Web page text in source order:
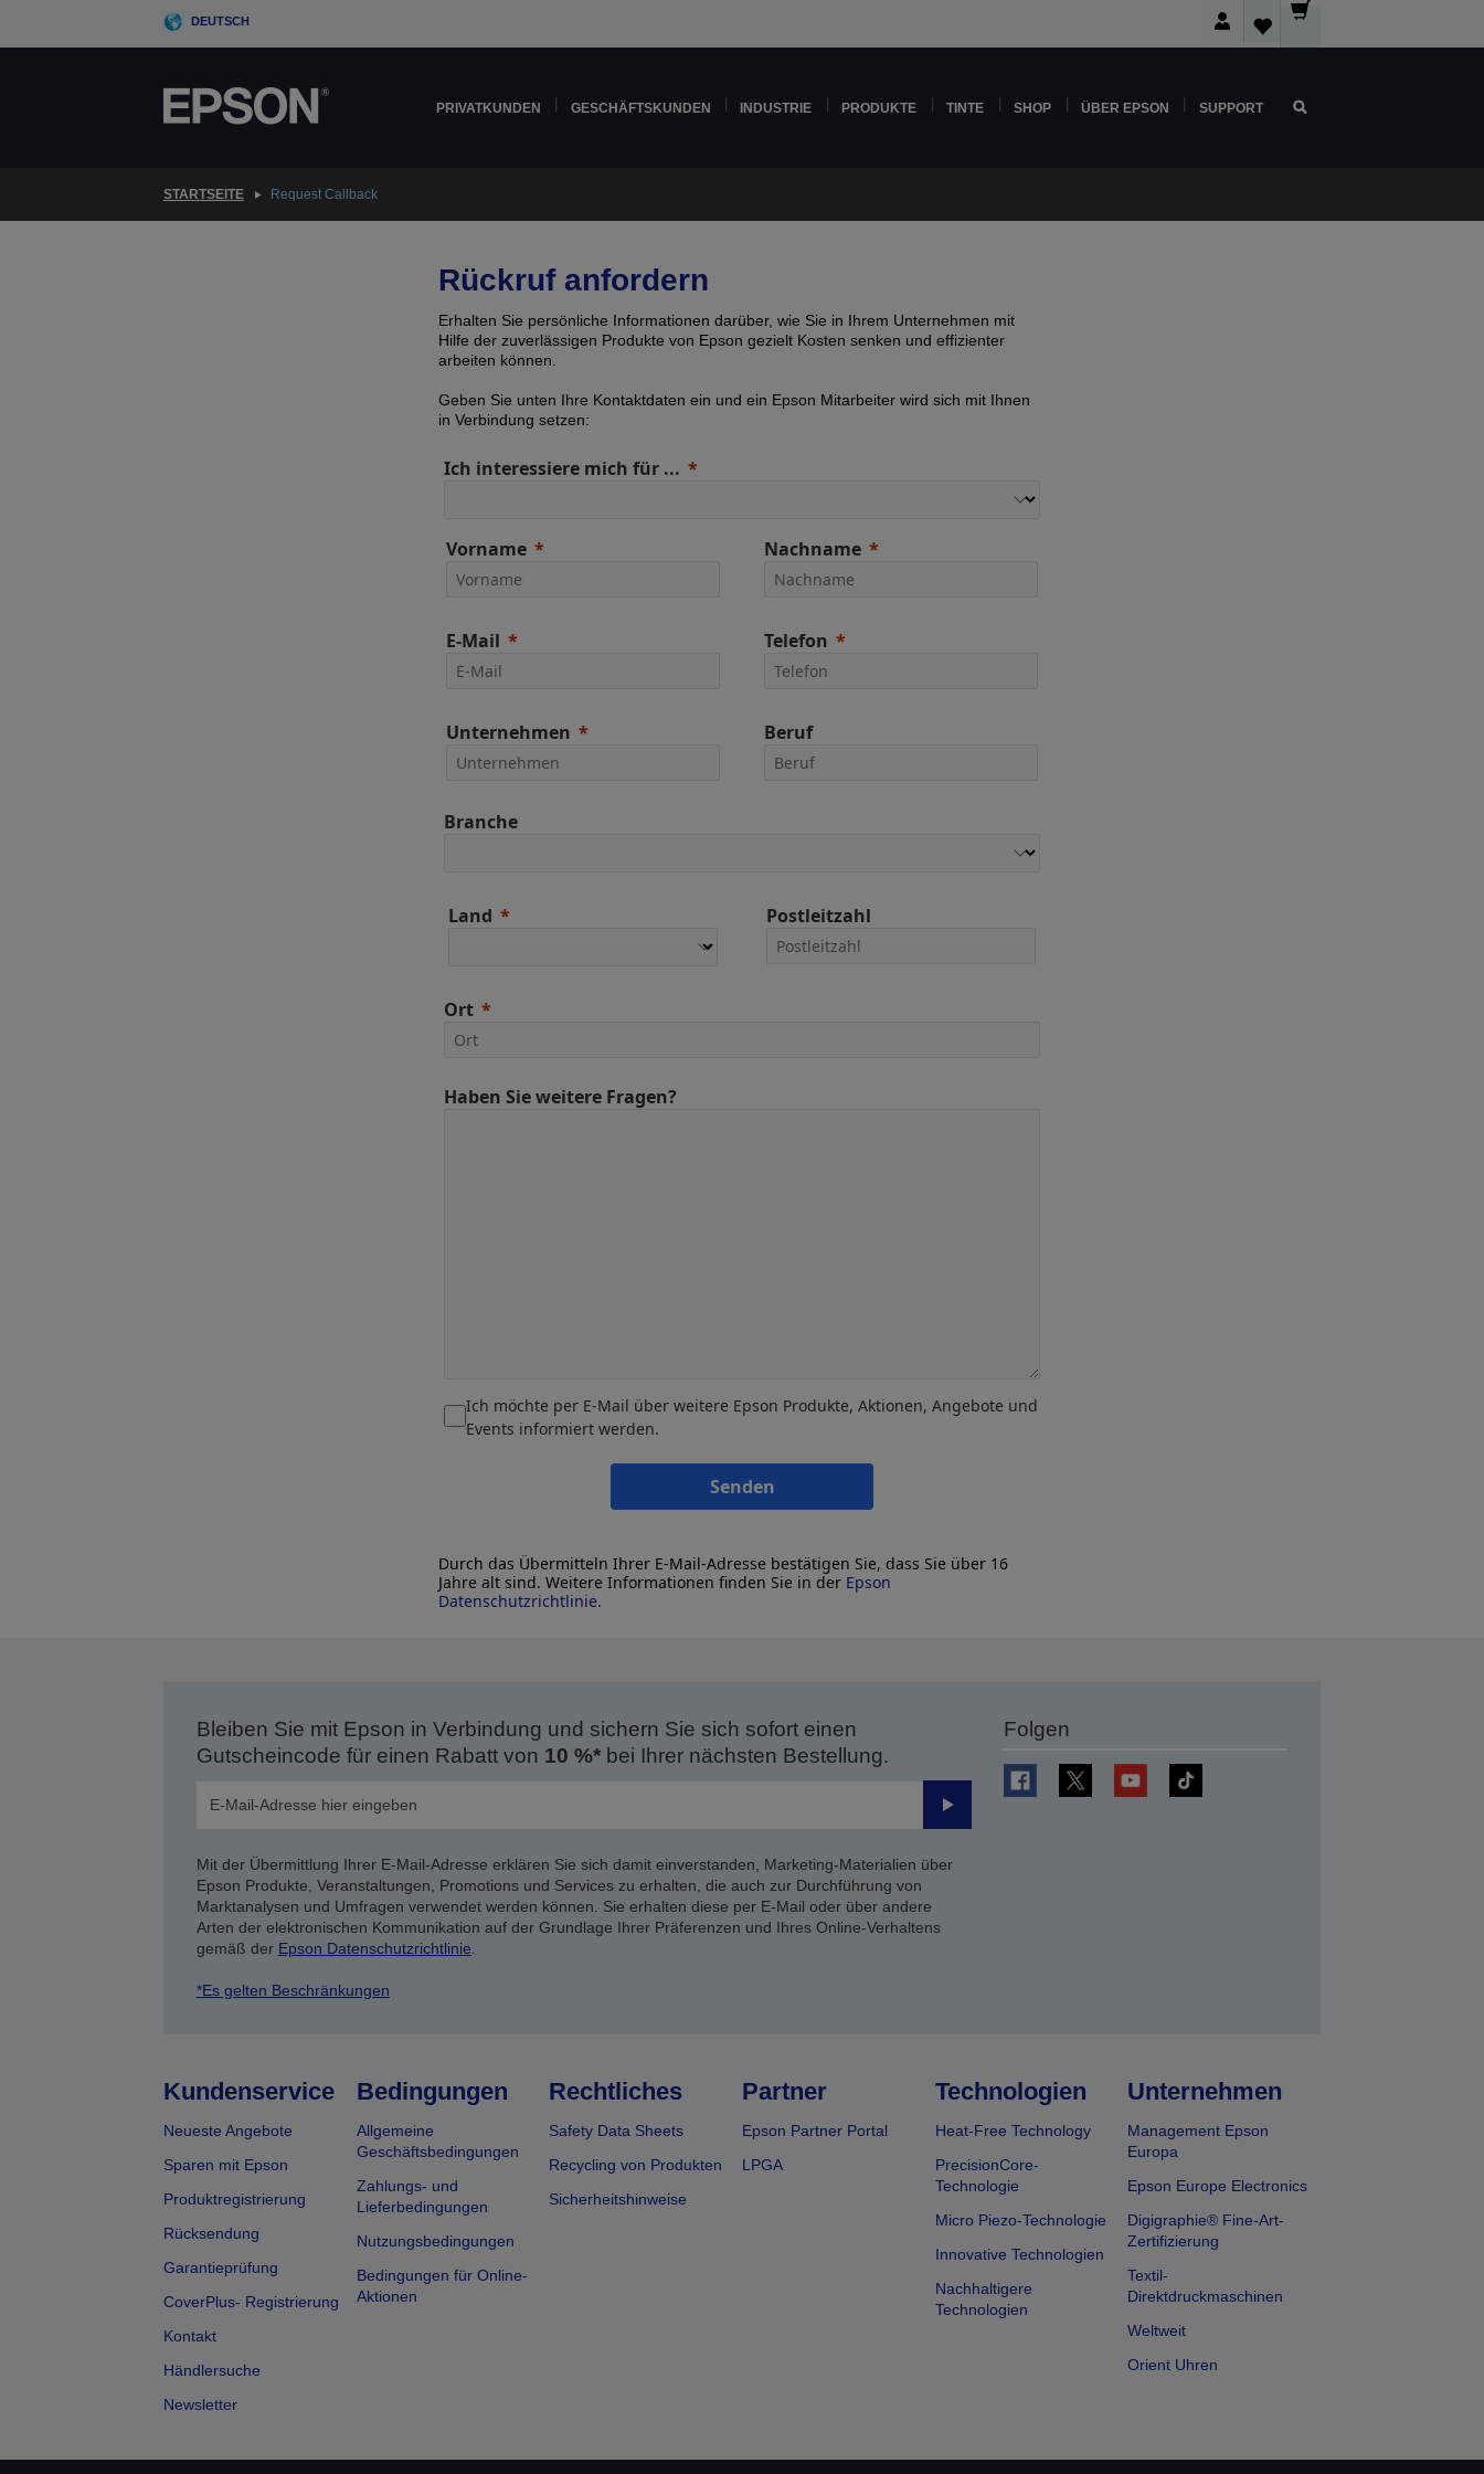
DEUTSCH
PRIVATKUNDEN GESCHÄFTSKUNDEN INDUSTRIE PRODUKTE TINTE SHOP ÜBER EPSON SUPPORT
STARTSEITE Request Callback
Rückruf anfordern
Erhalten Sie persönliche Informationen darüber, wie Sie in Ihrem Unternehmen mit
Hilfe der zuverlässigen Produkte von Epson gezielt Kosten senken und effizienter
arbeiten können.
Geben Sie unten Ihre Kontaktdaten ein und ein Epson Mitarbeiter wird sich mit Ihnen
in Verbindung setzen:
Ich interessiere mich für ...
Vorname Nachname
E-Mail Telefon
Unternehmen Beruf
Branche
Land Postleitzahl
Ort
Haben Sie weitere Fragen?
Ich möchte per E-Mail über weitere Epson Produkte, Aktionen, Angebote und
Events informiert werden.
Senden
Durch das Übermitteln Ihrer E-Mail-Adresse bestätigen Sie, dass Sie über 16
Jahre alt sind. Weitere Informationen finden Sie in der Epson
Datenschutzrichtlinie.
Bleiben Sie mit Epson in Verbindung und sichern Sie sich sofort einen
Gutscheincode für einen Rabatt von 10 %*bei Ihrer nächsten Bestellung.
Senden
Mit der Übermittlung Ihrer E-Mail-Adresse erklären Sie sich damit einverstanden, Marketing-Materialien über
Epson Produkte, Veranstaltungen, Promotions und Services zu erhalten, die auch zur Durchführung von
Marktanalysen und Umfragen verwendet werden können. Sie erhalten diese per E-Mail oder über andere
Arten der elektronischen Kommunikation auf der Grundlage Ihrer Präferenzen und Ihres Online-Verhaltens
gemäß der Epson Datenschutzrichtlinie
*Es gelten Beschränkungen
Folgen
Kundenservice
Neueste Angebote
Sparen mit Epson
Produktregistrierung
Rücksendung
Garantieprüfung
CoverPlus- Registrierung
Kontakt
Händlersuche
Newsletter
Bedingungen
Allgemeine
Geschäftsbedingungen
Zahlungs- und
Lieferbedingungen
Nutzungsbedingungen
Bedingungen für Online-
Aktionen
Rechtliches
Safety Data Sheets
Recycling von Produkten
Sicherheitshinweise
Partner
Epson Partner Portal
LPGA
Technologien
Heat-Free Technology
PrecisionCore-
Technologie
Micro Piezo-Technologie
Innovative Technologien
Nachhaltigere
Technologien
Unternehmen
Management Epson
Europa
Epson Europe Electronics
Digigraphie® Fine-Art-
Zertifizierung
Textil-
Direktdruckmaschinen
Weltweit
Orient Uhren